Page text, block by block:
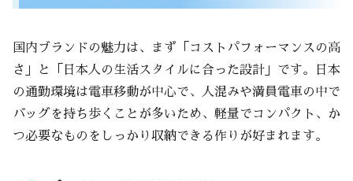
国内ブランドの魅力は、まず「コストパフォーマンスの高
さ」と「日本人の生活スタイルに合った設計」です。日本
の通勤環境は電車移動が中心で、人混みや満員電車の中で
バッグを持ち歩くことが多いため、軽量でコンパクト、か
つ必要なものをしっかり収納できる作りが好まれます。